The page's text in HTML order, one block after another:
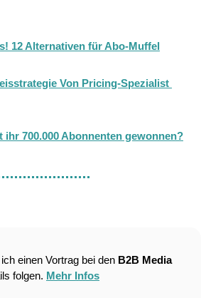
12 Alternativen für Abo-Muffel
Von Pricing-Spezialist
ihr 700.000 Abonnenten gewonnen?
einen Vortrag bei den B2B Media
folgen. Mehr Infos